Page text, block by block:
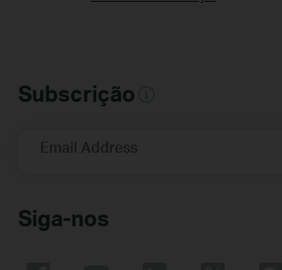
Subscrição
Email Address
Siga-nos